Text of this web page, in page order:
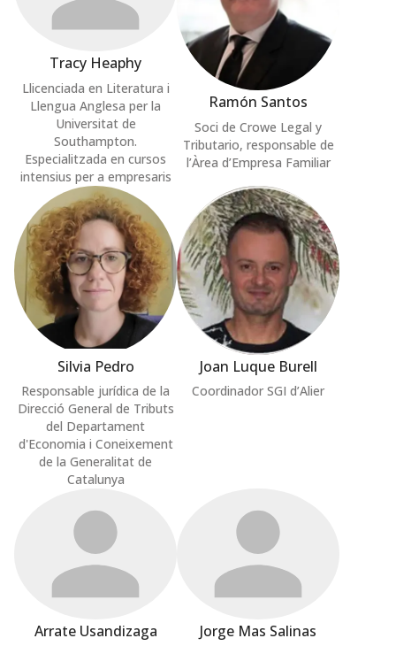
Tracy Heaphy
Llicenciada en Literatura i
Llengua Anglesa per la
Universitat de
Southampton.
Especialitzada en cursos
intensius per a empresaris
Ramón Santos
Soci de Crowe Legal y
Tributario, responsable de
l’Àrea d’Empresa Familiar
Silvia Pedro
Responsable jurídica de la
Direcció General de Tributs
del Departament
d'Economia i Coneixement
de la Generalitat de
Catalunya
Joan Luque Burell
Coordinador SGI d’Alier
Arrate Usandizaga Jorge Mas Salinas